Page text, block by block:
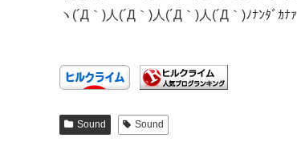
ヽ(´Д｀)人(´Д｀)人(´Д｀)人(´Д｀)ﾉﾅﾝﾀﾞｶﾅｧ
Sound Sound